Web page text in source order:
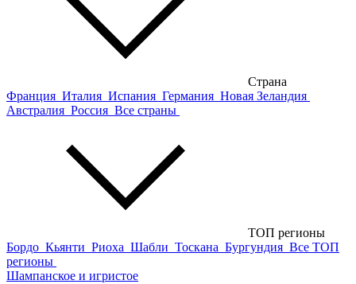
Страна
Франция Италия Испания Германия Новая Зеландия
Австралия Россия Все страны
ТОП регионы
Бордо Кьянти Риоха Шабли Тоскана Бургундия Все ТОП
регионы
Шампанское и игристое